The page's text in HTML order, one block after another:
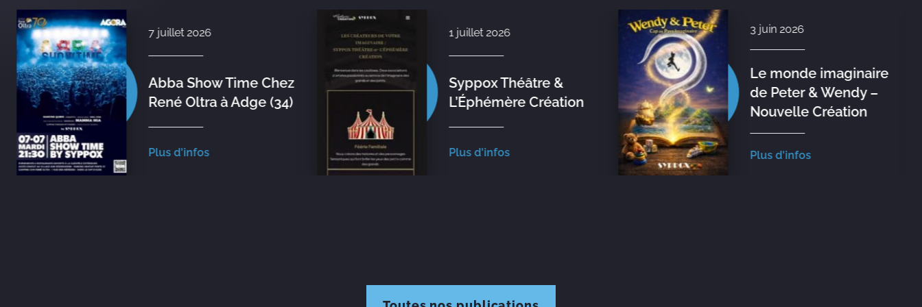
7 juillet 2026
Abba Show Time Chez
René Oltra à Adge (34)
Plus d'infos
1 juillet 2026
Syppox Théâtre &
L’Éphémère Création
Plus d'infos
3 juin 2026
Le monde imaginaire
de Peter & Wendy –
Nouvelle Création
Plus d'infos